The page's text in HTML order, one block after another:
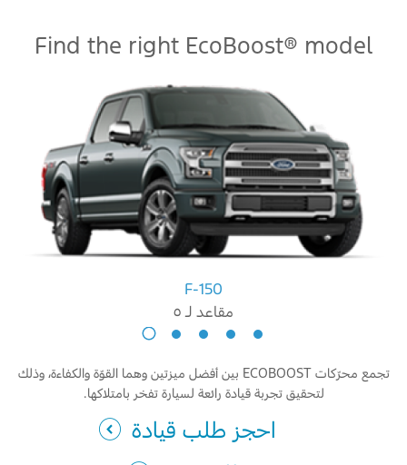
Find the right EcoBoost® model
F-150
مقاعد لـ ٥
تجمع محرّكات ECOBOOST بين أفضل ميزتين وهما القوّة والكفاءة، وذلك
لتحقيق تجربة قيادة رائعة لسيارة تفخر بامتلاكها.
احجز طلب قيادة